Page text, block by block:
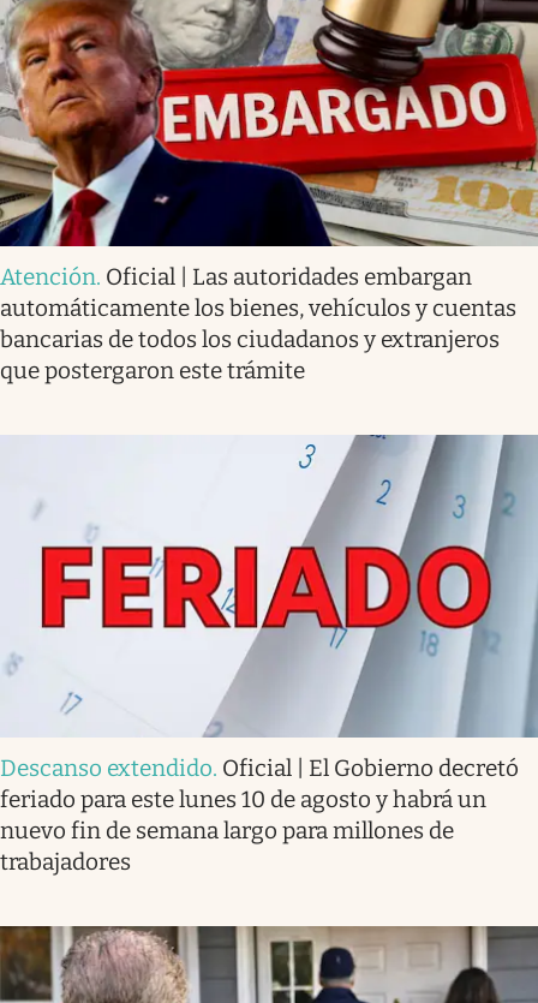
Atención. Oficial | Las autoridades embargan
automáticamente los bienes, vehículos y cuentas
bancarias de todos los ciudadanos y extranjeros
que postergaron este trámite
Descanso extendido. Oficial | El Gobierno decretó
feriado para este lunes 10 de agosto y habrá un
nuevo fin de semana largo para millones de
trabajadores